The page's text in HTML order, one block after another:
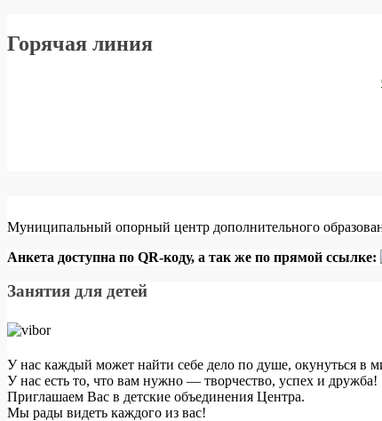
Горячая линия
Муниципальный опорный центр дополнительного
Анкета доступна по QR-коду, а так же по прямой ссылке:
Занятия для детей
У нас каждый может найти себе дело по душе, окунуться в
У нас есть то, что вам нужно — творчество, успех и дружба!
Приглашаем Вас в детские объединения Центра.
Мы рады видеть каждого из вас!